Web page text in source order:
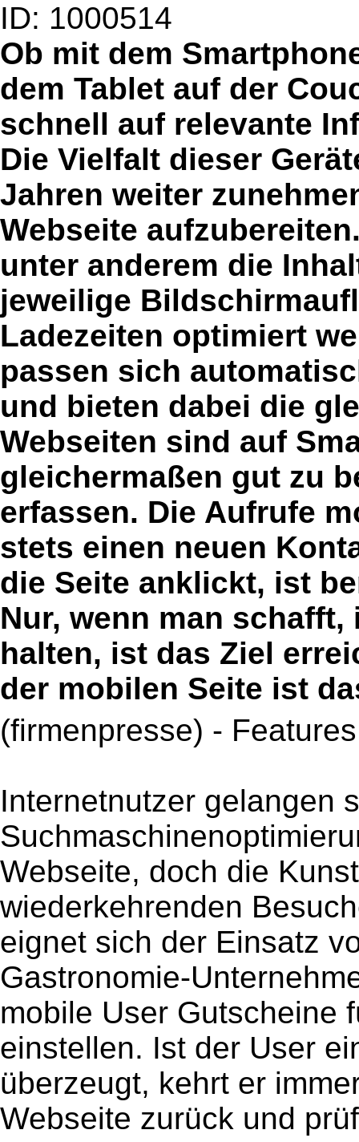
ID: 1000514
Ob mit dem
dem Tablet auf der
schnell auf relevante
Die Vielfalt dieser
Jahren weiter
Webseite
unter anderem die
jeweilige
Ladezeiten optimiert
passen sich
und bieten dabei die
Webseiten sind auf
gleichermaßen gut zu
erfassen. Die Aufrufe
stets einen neuen
die Seite anklickt, ist
Nur, wenn man
halten, ist das Ziel
der mobilen Seite ist
(firmenpresse) -
Internetnutzer gelangen
Webseite, doch die
wiederkehrenden
eignet sich der Einsatz
Gastronomie-
mobile User Gutscheine
einstellen. Ist der User
überzeugt, kehrt er
Webseite zurück und